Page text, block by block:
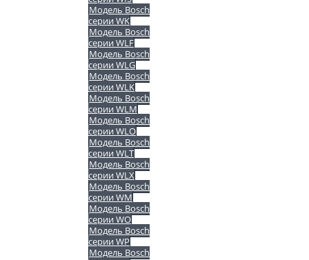
Модель Bosch
серии WK
Модель Bosch
серии WLF
Модель Bosch
серии WLG
Модель Bosch
серии WLK
Модель Bosch
серии WLM
Модель Bosch
серии WLO
Модель Bosch
серии WLT
Модель Bosch
серии WLX
Модель Bosch
серии WM
Модель Bosch
серии WO
Модель Bosch
серии WP
Модель Bosch